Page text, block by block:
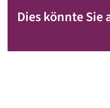
Dies könnte Sie